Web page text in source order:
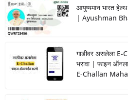
आयुष्यमान भारत हेल्थ
| Ayushman
गाडीवर असलेला
भरावा | फाइन
E-Challan